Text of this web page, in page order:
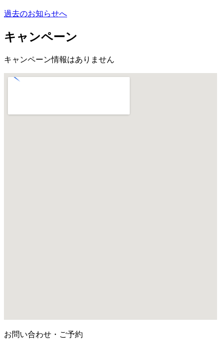
過去のお知らせへ
キャンペーン
キャンペーン情報はありません
お問い合わせ・ご予約